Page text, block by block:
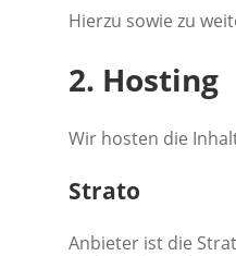
Hierzu sowie zu
2. Hosting
Wir hosten die
Strato
Anbieter ist die